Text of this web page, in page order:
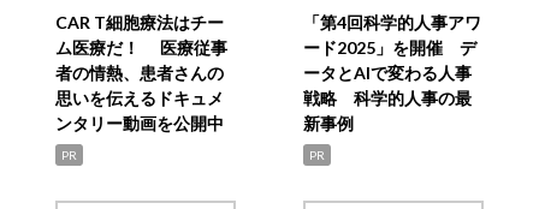
CAR T細胞療法はチー
ム医療だ！ 医療従事
者の情熱、患者さんの
思いを伝えるドキュメ
ンタリー動画を公開中
PR
「第4回科学的人事アワ
ード2025」を開催 デ
ータとAIで変わる人事
戦略 科学的人事の最
新事例
PR